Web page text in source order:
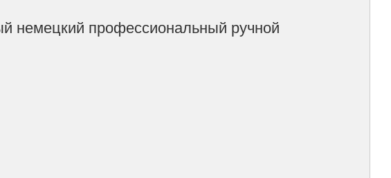
немецкий профессиональный ручной